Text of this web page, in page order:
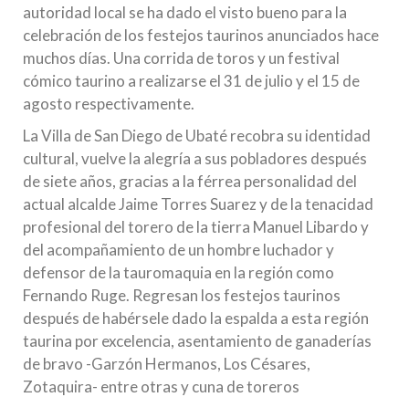
autoridad local se ha dado el visto bueno para la
celebración de los festejos taurinos anunciados hace
muchos días. Una corrida de toros y un festival
cómico taurino a realizarse el 31 de julio y el 15 de
agosto respectivamente.
La Villa de San Diego de Ubaté recobra su identidad
cultural, vuelve la alegría a sus pobladores después
de siete años, gracias a la férrea personalidad del
actual alcalde Jaime Torres Suarez y de la tenacidad
profesional del torero de la tierra Manuel Libardo y
del acompañamiento de un hombre luchador y
defensor de la tauromaquia en la región como
Fernando Ruge. Regresan los festejos taurinos
después de habérsele dado la espalda a esta región
taurina por excelencia, asentamiento de ganaderías
de bravo -Garzón Hermanos, Los Césares,
Zotaquira- entre otras y cuna de toreros